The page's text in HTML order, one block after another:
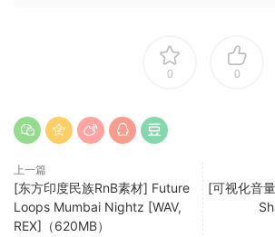
Console Channel and Buss, you will get
S-Console introduces the missing
mixing in the digital world:
Harmonic richness
Channel variation
Natural glue between tracks
0 0
上一篇
[东方印度民族RnB素材] Future
Loops Mumbai Nightz [WAV,
REX]（620MB）
[可视化音